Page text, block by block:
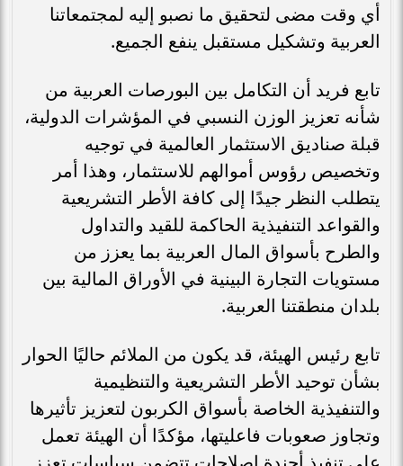
أي وقت مضى لتحقيق ما نصبو إليه لمجتمعاتنا
العربية وتشكيل مستقبل ينفع الجميع.
تابع فريد أن التكامل بين البورصات العربية من
شأنه تعزيز الوزن النسبي في المؤشرات الدولية،
قبلة صناديق الاستثمار العالمية في توجيه
وتخصيص رؤوس أموالهم للاستثمار، وهذا أمر
يتطلب النظر جيدًا إلى كافة الأطر التشريعية
والقواعد التنفيذية الحاكمة للقيد والتداول
والطرح بأسواق المال العربية بما يعزز من
مستويات التجارة البينية في الأوراق المالية بين
بلدان منطقتنا العربية.
تابع رئيس الهيئة، قد يكون من الملائم حاليًا الحوار
بشأن توحيد الأطر التشريعية والتنظيمية
والتنفيذية الخاصة بأسواق الكربون لتعزيز تأثيرها
وتجاوز صعوبات فاعليتها، مؤكدًا أن الهيئة تعمل